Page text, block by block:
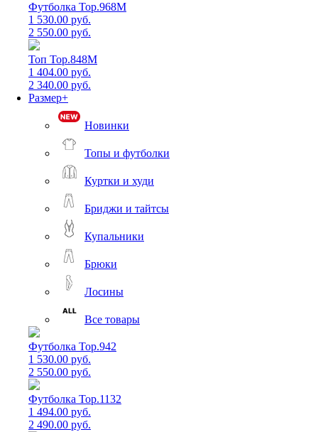
Футболка Top.968M
1 530.00 руб.
2 550.00 руб.
Топ Top.848M
1 404.00 руб.
2 340.00 руб.
Размер+
Новинки
Топы и футболки
Куртки и худи
Бриджи и тайтсы
Купальники
Брюки
Лосины
Все товары
Футболка Top.942
1 530.00 руб.
2 550.00 руб.
Футболка Top.1132
1 494.00 руб.
2 490.00 руб.